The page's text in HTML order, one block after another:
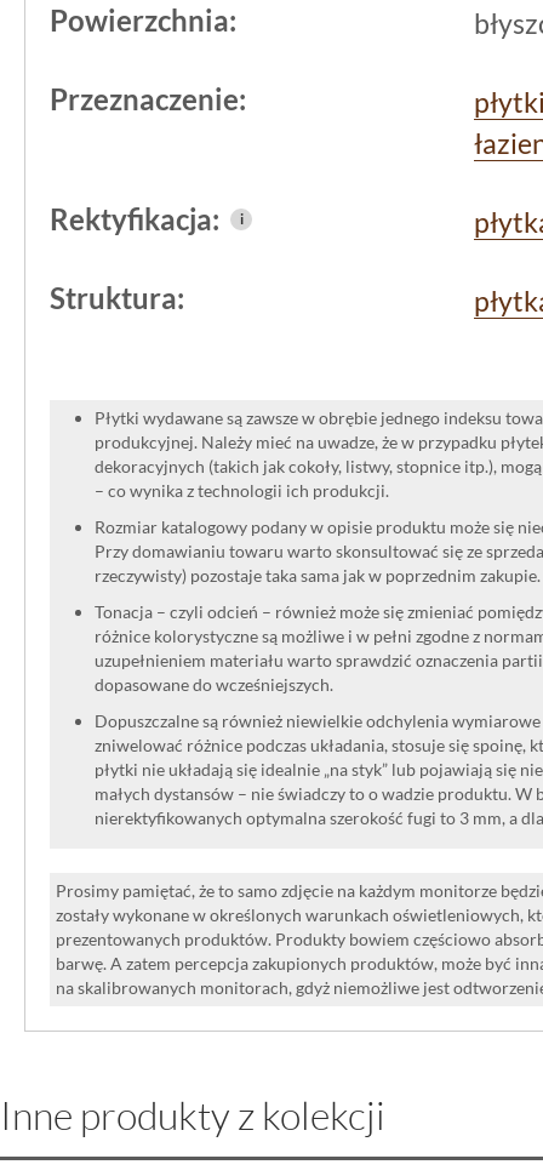
narzuca stylu, pozwalając na
Powierzchnia:
Przeznaczenie:
Rektyfikacja: i
Struktura:
Płytki wydawane są zawsze w obrębie jednego indeksu
produkcyjnej. Należy mieć na uwadze, że w przypadku
dekoracyjnych (takich jak cokoły, listwy, stopnice itp.),
– co wynika z technologii ich produkcji.
Rozmiar katalogowy podany w opisie produktu może się
Przy domawianiu towaru warto skonsultować się ze
rzeczywisty) pozostaje taka sama jak w poprzednim zakupie.
Tonacja – czyli odcień – również może się zmieniać
różnice kolorystyczne są możliwe i w pełni zgodne z
uzupełnieniem materiału warto sprawdzić oznaczenia
dopasowane do wcześniejszych.
Dopuszczalne są również niewielkie odchylenia
zniwelować różnice podczas układania, stosuje się spoinę,
płytki nie układają się idealnie „na styk” lub pojawiają się
małych dystansów – nie świadczy to o wadzie produktu. W
nierektyfikowanych optymalna szerokość fugi to 3 mm, a
Prosimy pamiętać, że to samo zdjęcie na każdym monitorze
zostały wykonane w określonych warunkach oświetleniowych,
prezentowanych produktów. Produkty bowiem częściowo
barwę. A zatem percepcja zakupionych produktów, może być
na skalibrowanych monitorach, gdyż niemożliwe jest
Inne produkty z kolekcji